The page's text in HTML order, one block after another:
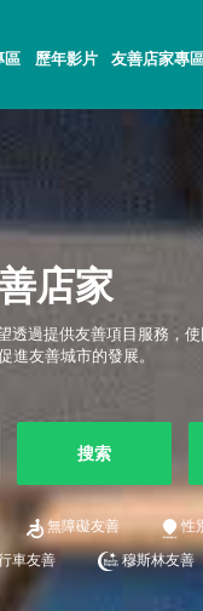
區 歷年影片 友善店家專
店家
過提供友善項目服務，
進友善城市的發展。
搜索
無障礙友善 性
車友善 穆斯林友善